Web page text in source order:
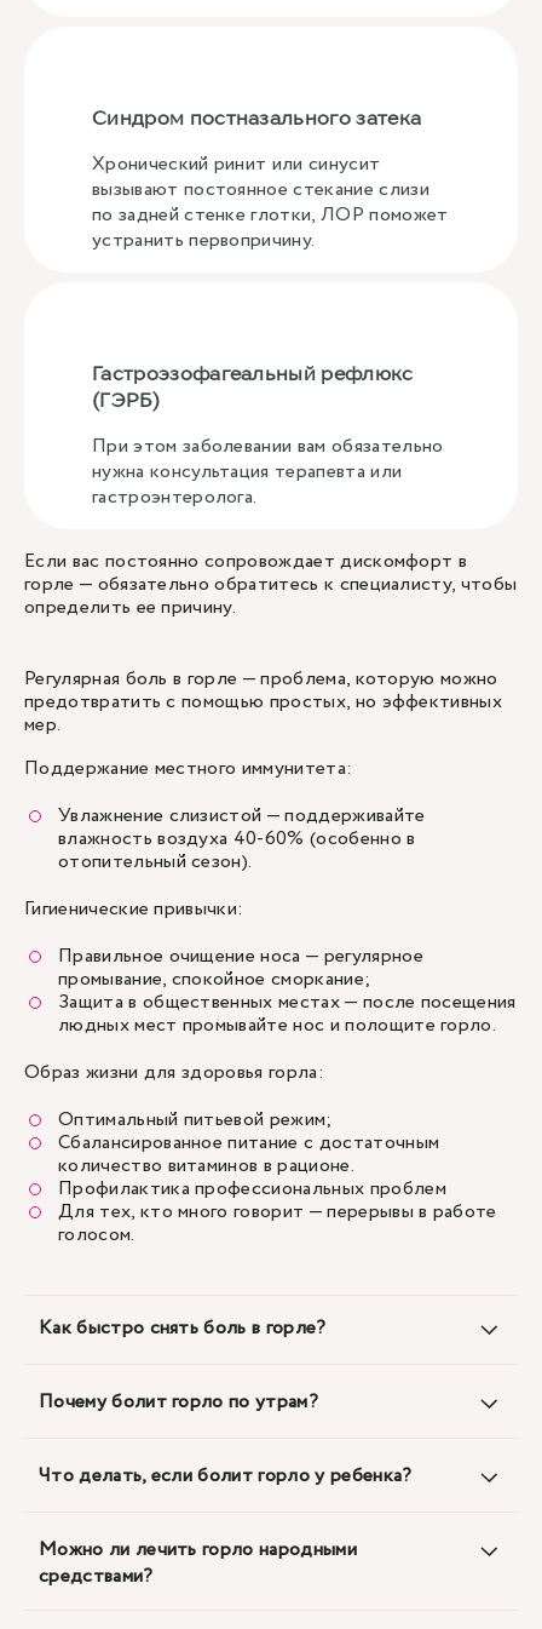
Синдром постназального затека
Хронический ринит или синусит
вызывают постоянное стекание слизи
по задней стенке глотки, ЛОР поможет
устранить первопричину.
Гастроэзофагеальный рефлюкс
(ГЭРБ)
При этом заболевании вам обязательно
нужна консультация терапевта или
гастроэнтеролога.
Если вас постоянно сопровождает дискомфорт в
горле — обязательно обратитесь к специалисту, чтобы
определить ее причину.
Регулярная боль в горле — проблема, которую можно
предотвратить с помощью простых, но эффективных
мер.
Поддержание местного иммунитета:
Увлажнение слизистой — поддерживайте
влажность воздуха 40-60% (особенно в
отопительный сезон).
Гигиенические привычки:
Правильное очищение носа — регулярное
промывание, спокойное сморкание;
Защита в общественных местах — после посещения
людных мест промывайте нос и полощите горло.
Образ жизни для здоровья горла:
Оптимальный питьевой режим;
Сбалансированное питание с достаточным
количество витаминов в рационе.
Профилактика профессиональных проблем
Для тех, кто много говорит — перерывы в работе
голосом.
Как быстро снять боль в горле?
Почему болит горло по утрам?
Что делать, если болит горло у ребенка?
Можно ли лечить горло народными
средствами?